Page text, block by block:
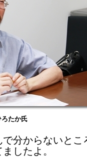
たか氏
分からないとこ
したよ。